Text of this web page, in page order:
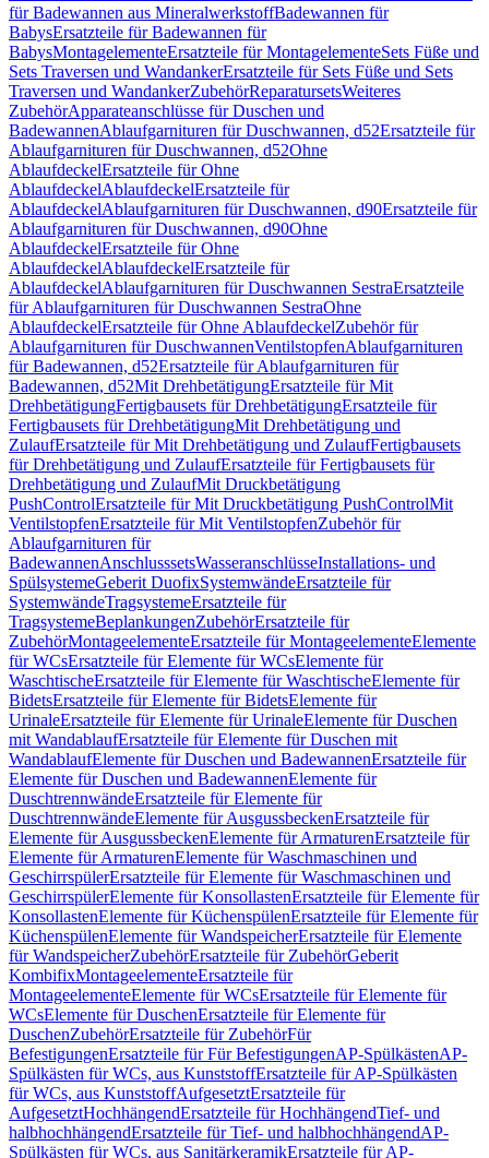
für Badewannen aus MineralwerkstoffBadewannen für
BabysErsatzteile für Badewannen für
BabysMontagelementeErsatzteile für MontagelementeSets Füße und
Sets Traversen und WandankerErsatzteile für Sets Füße und Sets
Traversen und WandankerZubehörReparatursetsWeiteres
ZubehörApparateanschlüsse für Duschen und
BadewannenAblaufgarnituren für Duschwannen, d52Ersatzteile für
Ablaufgarnituren für Duschwannen, d52Ohne
AblaufdeckelErsatzteile für Ohne
AblaufdeckelAblaufdeckelErsatzteile für
AblaufdeckelAblaufgarnituren für Duschwannen, d90Ersatzteile für
Ablaufgarnituren für Duschwannen, d90Ohne
AblaufdeckelErsatzteile für Ohne
AblaufdeckelAblaufdeckelErsatzteile für
AblaufdeckelAblaufgarnituren für Duschwannen SestraErsatzteile
für Ablaufgarnituren für Duschwannen SestraOhne
AblaufdeckelErsatzteile für Ohne AblaufdeckelZubehör für
Ablaufgarnituren für DuschwannenVentilstopfenAblaufgarnituren
für Badewannen, d52Ersatzteile für Ablaufgarnituren für
Badewannen, d52Mit DrehbetätigungErsatzteile für Mit
DrehbetätigungFertigbausets für DrehbetätigungErsatzteile für
Fertigbausets für DrehbetätigungMit Drehbetätigung und
ZulaufErsatzteile für Mit Drehbetätigung und ZulaufFertigbausets
für Drehbetätigung und ZulaufErsatzteile für Fertigbausets für
Drehbetätigung und ZulaufMit Druckbetätigung
PushControlErsatzteile für Mit Druckbetätigung PushControlMit
VentilstopfenErsatzteile für Mit VentilstopfenZubehör für
Ablaufgarnituren für
BadewannenAnschlusssetsWasseranschlüsseInstallations- und
SpülsystemeGeberit DuofixSystemwändeErsatzteile für
SystemwändeTragsystemeErsatzteile für
TragsystemeBeplankungenZubehörErsatzteile für
ZubehörMontageelementeErsatzteile für MontageelementeElemente
für WCsErsatzteile für Elemente für WCsElemente für
WaschtischeErsatzteile für Elemente für WaschtischeElemente für
BidetsErsatzteile für Elemente für BidetsElemente für
UrinaleErsatzteile für Elemente für UrinaleElemente für Duschen
mit WandablaufErsatzteile für Elemente für Duschen mit
WandablaufElemente für Duschen und BadewannenErsatzteile für
Elemente für Duschen und BadewannenElemente für
DuschtrennwändeErsatzteile für Elemente für
DuschtrennwändeElemente für AusgussbeckenErsatzteile für
Elemente für AusgussbeckenElemente für ArmaturenErsatzteile für
Elemente für ArmaturenElemente für Waschmaschinen und
GeschirrspülerErsatzteile für Elemente für Waschmaschinen und
GeschirrspülerElemente für KonsollastenErsatzteile für Elemente für
KonsollastenElemente für KüchenspülenErsatzteile für Elemente für
KüchenspülenElemente für WandspeicherErsatzteile für Elemente
für WandspeicherZubehörErsatzteile für ZubehörGeberit
KombifixMontageelementeErsatzteile für
MontageelementeElemente für WCsErsatzteile für Elemente für
WCsElemente für DuschenErsatzteile für Elemente für
DuschenZubehörErsatzteile für ZubehörFür
BefestigungenErsatzteile für Für BefestigungenAP-SpülkästenAP-
Spülkästen für WCs, aus KunststoffErsatzteile für AP-Spülkästen
für WCs, aus KunststoffAufgesetztErsatzteile für
AufgesetztHochhängendErsatzteile für HochhängendTief- und
halbhochhängendErsatzteile für Tief- und halbhochhängendAP-
Spülkästen für WCs, aus SanitärkeramikErsatzteile für AP-